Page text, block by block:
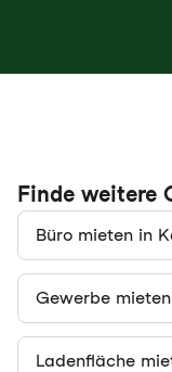
Finde weitere
Büro mieten in
Gewerbe
Ladenfläche